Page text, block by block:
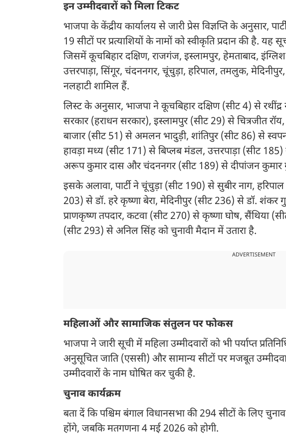
इन उम्मीदवारों को मिला टिकट
भाजपा के केंद्रीय कार्यालय से जारी प्रेस विज्ञप्ति के अनुसार,
19 सीटों पर प्रत्याशियों के नामों को स्वीकृति प्रदान की है. यह
जिसमें कूचबिहार दक्षिण, राजगंज, इस्लामपुर, हेमताबाद, इंग्लिश
उत्तरपाड़ा, सिंगूर, चंदननगर, चूंचुड़ा, हरिपाल, तमलुक,
नलहाटी शामिल हैं.
लिस्ट के अनुसार, भाजपा ने कूचबिहार दक्षिण (सीट 4) से
सरकार (हराधन सरकार), इस्लामपुर (सीट 29) से चित्रजीत
बाजार (सीट 51) से अमलन भादुड़ी, शांतिपुर (सीट 86) से
हावड़ा मध्य (सीट 171) से बिप्लब मंडल, उत्तरपाड़ा (सीट
अरूप कुमार दास और चंदननगर (सीट 189) से दीपांजन कुमार
इसके अलावा, पार्टी ने चूंचुड़ा (सीट 190) से सुबीर नाग,
203) से डॉ. हरे कृष्णा बेरा, मेदिनीपुर (सीट 236) से डॉ. शंकर
प्राणकृष्ण तपदार, कटवा (सीट 270) से कृष्णा घोष, सैंथिया
(सीट 293) से अनिल सिंह को चुनावी मैदान में उतारा है.
ADVERTISEMENT
महिलाओं और सामाजिक संतुलन पर फोकस
भाजपा ने जारी सूची में महिला उम्मीदवारों को भी पर्याप्त
अनुसूचित जाति (एससी) और सामान्य सीटों पर मजबूत
उम्मीदवारों के नाम घोषित कर चुकी है.
चुनाव कार्यक्रम
बता दें कि पश्चिम बंगाल विधानसभा की 294 सीटों के लिए
होंगे, जबकि मतगणना 4 मई 2026 को होगी.